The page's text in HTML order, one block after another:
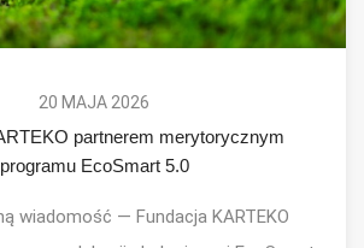
20 MAJA 2026
partnerem merytorycznym
programu EcoSmart 5.0
wiadomość — Fundacja KARTEKO